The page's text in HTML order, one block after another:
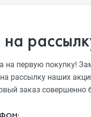
на первую покупку!
рассылку наших
заказ совершенно